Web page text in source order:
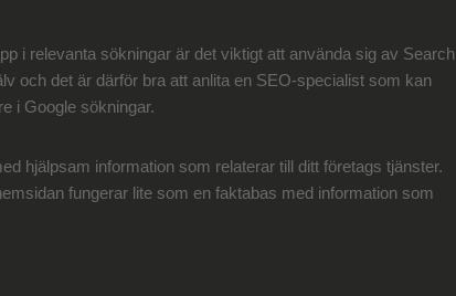
i relevanta sökningar är det viktigt att använda sig av Search
och det är därför bra att anlita en SEO-specialist som kan
i Google sökningar.
hjälpsam information som relaterar till ditt företags tjänster.
fungerar lite som en faktabas med information som